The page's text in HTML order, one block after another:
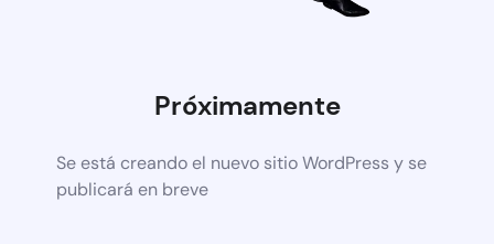
Próximamente
Se está creando el nuevo sitio WordPress y se
publicará en breve